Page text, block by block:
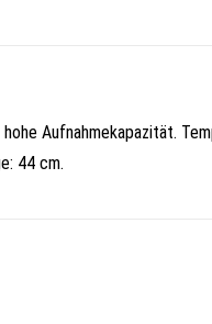
Aufnahmekapazität.
44 cm.